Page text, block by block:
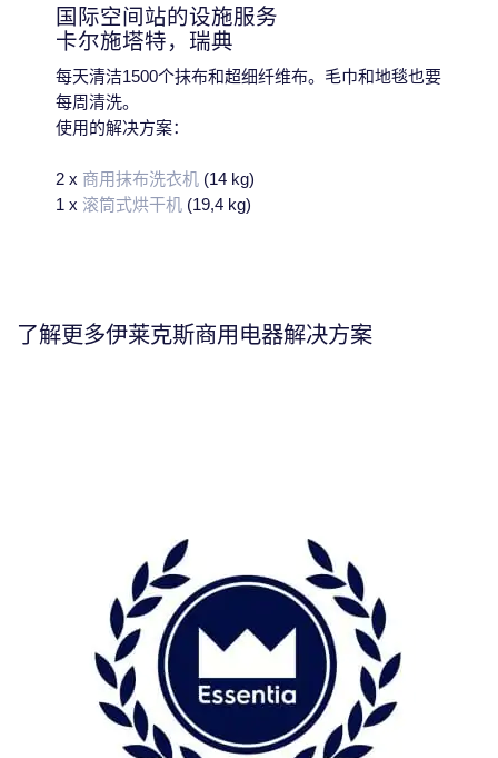
国际空间站的设施服务
卡尔施塔特，瑞典
每天清洁1500个抹布和超细纤维布。毛巾和地毯也要
每周清洗。
使用的解决方案：
2 x 商用抹布洗衣机 (14 kg)
1 x 滚筒式烘干机 (19,4 kg)
了解更多伊莱克斯商用电器解决方案